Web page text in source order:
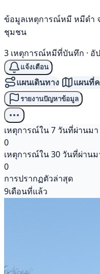
ข้อมูลเหตุการณ์หมี หมีดำ
ชุมชน
3 เหตุการณ์หมีที่บันทึก · อั
แจ้งเตือน
แผนเดินทาง แผนที่
รายงานปัญหาข้อมูล
เหตุการณ์ใน 7 วันที่ผ่านมา
0
เหตุการณ์ใน 30 วันที่ผ่านม
0
การปรากฏตัวล่าสุด
9เดือนที่แล้ว